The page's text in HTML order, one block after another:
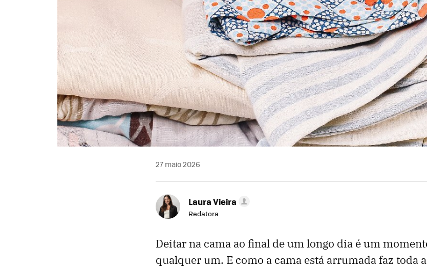
27 maio 2026
Laura Vieira
Redatora
Deitar na cama ao final de um longo dia é um
qualquer um. E como a cama está arrumada faz toda